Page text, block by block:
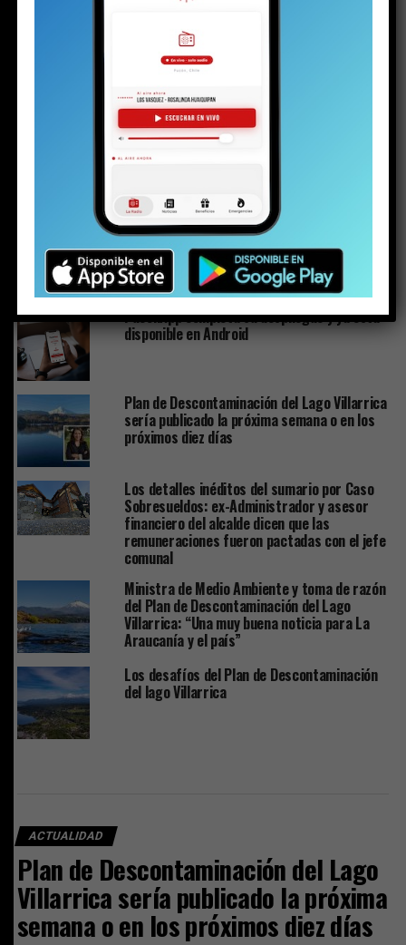
ADOLESCENTE
Plan de Descontaminación del Lago Villarrica sería
publicado la próxima semana o en los próximos diez días
ESTO PODRÍA GUSTARTE
El silencio de los (no) inocentes
PuconApp completa su despliegue y ya está
disponible en Android
Plan de Descontaminación del Lago Villarrica
sería publicado la próxima semana o en los
próximos diez días
Los detalles inéditos del sumario por Caso
Sobresueldos: ex-Administrador y asesor
financiero del alcalde dicen que las
remuneraciones fueron pactadas con el jefe
comunal
Ministra de Medio Ambiente y toma de razón
del Plan de Descontaminación del Lago
Villarrica: “Una muy buena noticia para La
Araucanía y el país”
Los desafíos del Plan de Descontaminación
del lago Villarrica
ACTUALIDAD
Plan de Descontaminación del Lago
Villarrica sería publicado la próxima
semana o en los próximos diez días